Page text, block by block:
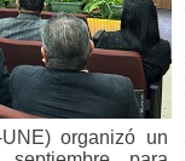
organizó un